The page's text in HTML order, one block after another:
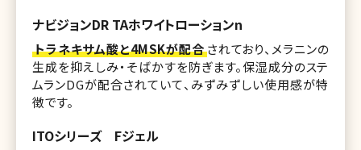
ナビジョンDR TAホワイトローションn
トラネキサム酸と4MSKが配合されており、メラニンの
生成を抑えしみ・そばかすを防ぎます。保湿成分のステ
ムランDGが配合されていて、みずみずしい使用感が特
徴です。
ITOシリーズ Fジェル